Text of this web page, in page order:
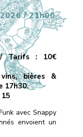
2026 / 21h00
Tarifs : 10€
bières &
17h30.
avec Snappy
envoient un
de la Soul